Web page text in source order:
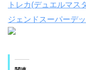
トレカ(デュエルマス
ジェンドスーパーデ